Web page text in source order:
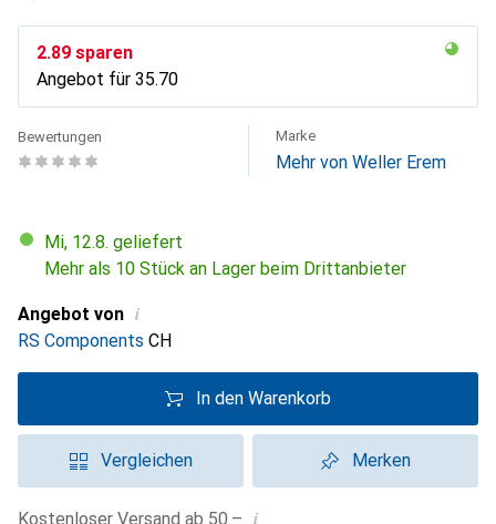
CHF
2.89 sparen
Angebot für CHF
35.70
Bewertungen Marke
Mehr von Weller Erem
Mi, 12.8. geliefert
Mehr als 10 Stück an Lager beim Drittanbieter
Angebot von i
RS Components CH
In den Warenkorb
Vergleichen Merken
Kostenloser Versand ab 50.– i